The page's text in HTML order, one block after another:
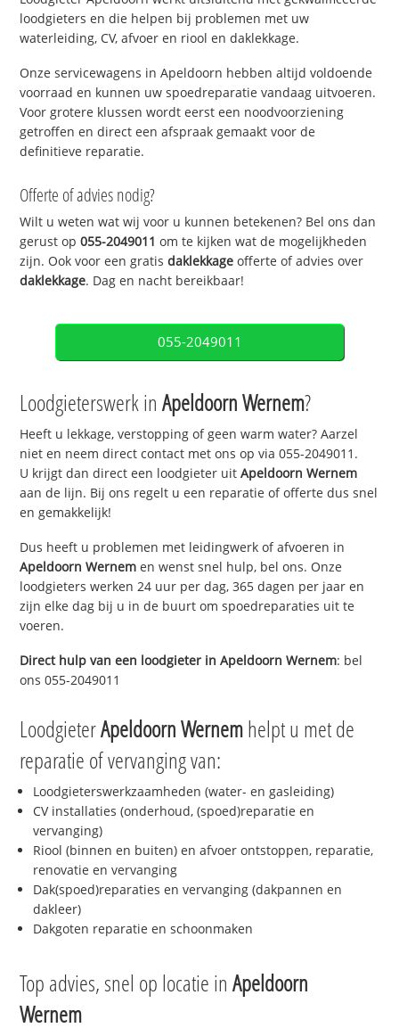
loodgieters en die helpen bij problemen met uw
waterleiding, CV, afvoer en riool en daklekkage.
Onze servicewagens in Apeldoorn hebben altijd voldoende
voorraad en kunnen uw spoedreparatie vandaag uitvoeren.
Voor grotere klussen wordt eerst een noodvoorziening
getroffen en direct een afspraak gemaakt voor de
definitieve reparatie.
Offerte of advies nodig?
Wilt u weten wat wij voor u kunnen betekenen? Bel ons dan
gerust op055-2049011 om te kijken wat de mogelijkheden
zijn. Ook voor een gratisdaklekkage offerte of advies over
daklekkage. Dag en nacht bereikbaar!
055-2049011
Loodgieterswerk inApeldoorn Wernem?
Heeft u lekkage, verstopping of geen warm water? Aarzel
niet en neem direct contact met ons op via 055-2049011.
U krijgt dan direct een loodgieter uitApeldoorn Wernem
aan de lijn. Bij ons regelt u een reparatie of offerte dus snel
en gemakkelijk!
Dus heeft u problemen met leidingwerk of afvoeren in
Apeldoorn Wernem en wenst snel hulp, bel ons. Onze
loodgieters werken 24 uur per dag, 365 dagen per jaar en
zijn elke dag bij u in de buurt om spoedreparaties uit te
voeren.
Direct hulp van een loodgieter inApeldoorn Wernem: bel
ons 055-2049011
LoodgieterApeldoorn Wernemhelpt u met de
reparatie of vervanging van:
Loodgieterswerkzaamheden (water- en gasleiding)
CV installaties (onderhoud, (spoed)reparatie en
vervanging)
Riool (binnen en buiten) en afvoer ontstoppen, reparatie,
renovatie en vervanging
Dak(spoed)reparaties en vervanging (dakpannen en
dakleer)
Dakgoten reparatie en schoonmaken
Top advies, snel op locatie inApeldoorn
Wernem